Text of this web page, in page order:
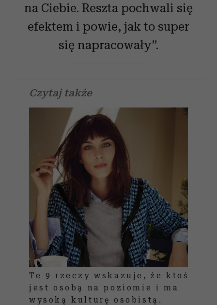
na Ciebie. Reszta pochwali się
efektem i powie, jak to super
się napracowały”.
Czytaj także
Te 9 rzeczy wskazuje, że ktoś
jest osobą na poziomie i ma
wysoką kulturę osobistą.